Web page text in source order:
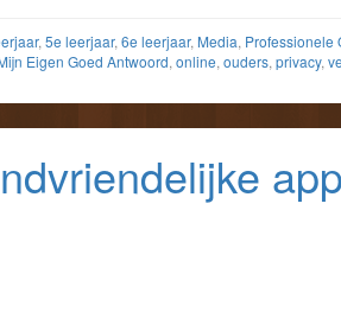
, 5e leerjaar, 6e leerjaar, Media, Professionele
Eigen Goed Antwoord, online, ouders, privacy,
app